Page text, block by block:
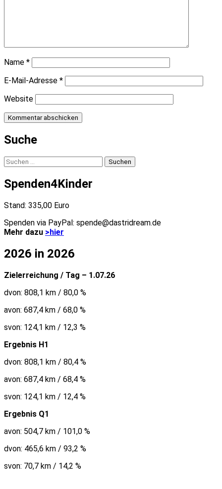
Name *
E-Mail-Adresse *
Website
Suche
Suchen
nach:
Spenden4Kinder
Stand: 335,00 Euro
Spenden via PayPal: spende@dastridream.de
Mehr dazu >hier
2026 in 2026
Zielerreichung / Tag – 1.07.26
dvon: 808,1 km / 80,0 %
avon: 687,4 km / 68,0 %
svon: 124,1 km / 12,3 %
Ergebnis H1
dvon: 808,1 km / 80,4 %
avon: 687,4 km / 68,4 %
svon: 124,1 km / 12,4 %
Ergebnis Q1
avon: 504,7 km / 101,0 %
dvon: 465,6 km / 93,2 %
svon: 70,7 km / 14,2 %